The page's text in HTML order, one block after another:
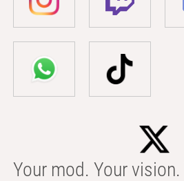
Your mod. Your